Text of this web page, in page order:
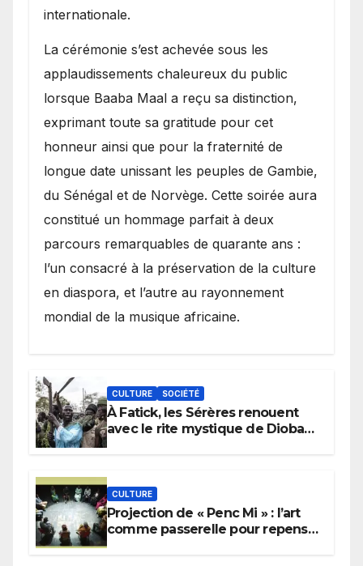
internationale.
​La cérémonie s’est achevée sous les
applaudissements chaleureux du public
lorsque Baaba Maal a reçu sa distinction,
exprimant toute sa gratitude pour cet
honneur ainsi que pour la fraternité de
longue date unissant les peuples de Gambie,
du Sénégal et de Norvège. Cette soirée aura
constitué un hommage parfait à deux
parcours remarquables de quarante ans :
l’un consacré à la préservation de la culture
en diaspora, et l’autre au rayonnement
mondial de la musique africaine.
CULTURE SOCIÉTÉ
À Fatick, les Sérères renouent
avec le rite mystique de Diobaye
CULTURE
Projection de « Penc Mi » : l’art
comme passerelle pour repenser